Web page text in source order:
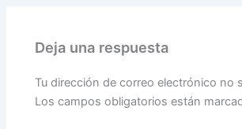
Deja una respuesta
Tu dirección de correo electrónico no
Los campos obligatorios están